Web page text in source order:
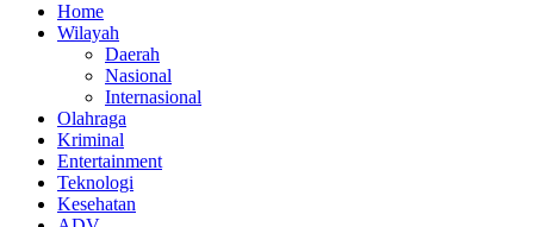
Home
Wilayah
Daerah
Nasional
Internasional
Olahraga
Kriminal
Entertainment
Teknologi
Kesehatan